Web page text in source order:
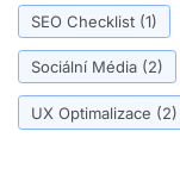
SEO Checklist (1)
Sociální Média (2)
UX Optimalizace (2)